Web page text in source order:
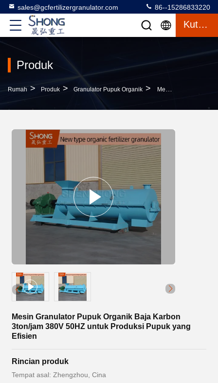
sales@gcfertilizergranulator.com 86--15286833220
Kutipan
Produk
Rumah > Produk > Granulator Pupuk Organik > Mesin Granulator Pupuk Organik Baja Karbon 3ton/jam 380V 50HZ Untuk Produksi Pupuk Yang Efisien
Mesin Granulator Pupuk Organik Baja Karbon
3ton/jam 380V 50HZ untuk Produksi Pupuk yang
Efisien
Rincian produk
Tempat asal: Zhengzhou, Cina